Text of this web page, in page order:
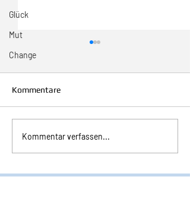
Glück
Mut
Change
Inspiration zur Woche
11/2024
Kommentare
Kommentar verfassen...